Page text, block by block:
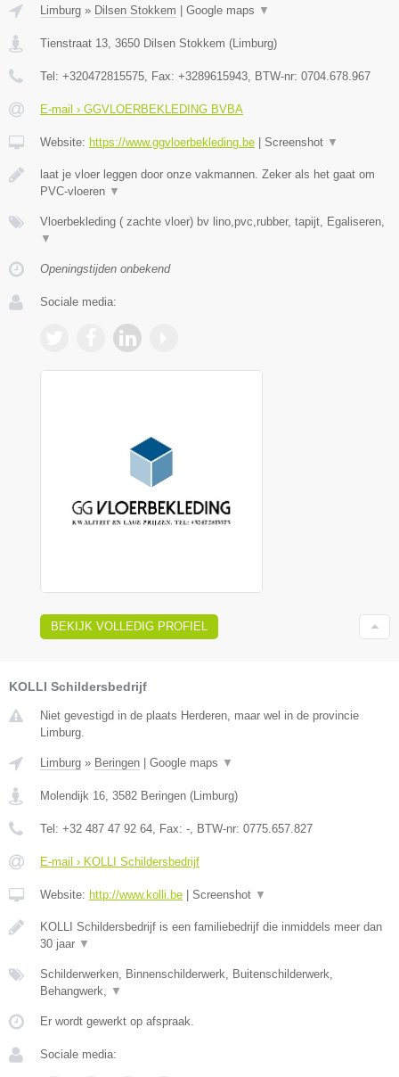
Limburg » Dilsen Stokkem Google maps ▼
Tienstraat 13, 3650 Dilsen Stokkem (Limburg)
Tel: +320472815575, Fax: +3289615943, BTW-nr: 0704.678.967
E-mail › GGVLOERBEKLEDING BVBA
Website: https://www.ggvloerbekleding.be Screenshot ▼
laat je vloer leggen door onze vakmannen. Zeker als het gaat om
PVC-vloeren ▼
Vloerbekleding ( zachte vloer) bv lino,pvc,rubber, tapijt, Egaliseren,
▼
Openingstijden onbekend
Sociale media:
BEKIJK VOLLEDIG PROFIEL
KOLLI Schildersbedrijf
Niet gevestigd in de plaats Herderen, maar wel in de provincie
Limburg.
Limburg » Beringen Google maps ▼
Molendijk 16, 3582 Beringen (Limburg)
Tel: +32 487 47 92 64, Fax: -, BTW-nr: 0775.657.827
E-mail › KOLLI Schildersbedrijf
Website: http://www.kolli.be Screenshot ▼
KOLLI Schildersbedrijf is een familiebedrijf die inmiddels meer dan
30 jaar ▼
Schilderwerken, Binnenschilderwerk, Buitenschilderwerk,
Behangwerk, ▼
Er wordt gewerkt op afspraak.
Sociale media: